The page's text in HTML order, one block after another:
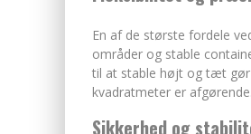
En af de største fordele
områder og stable
til at stable højt og tæt gør
kvadratmeter er afgørende.
Sikkerhed og